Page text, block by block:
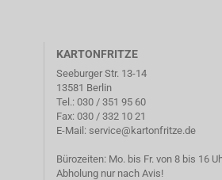
KARTONFRITZE
Seeburger Str. 13-14
13581 Berlin
Tel.: 030 / 351 95 60
Fax: 030 / 332 10 21
E-Mail: service@kartonfritze.de
Bürozeiten: Mo. bis Fr. von 8 bis 16
Abholung nur nach Avis!